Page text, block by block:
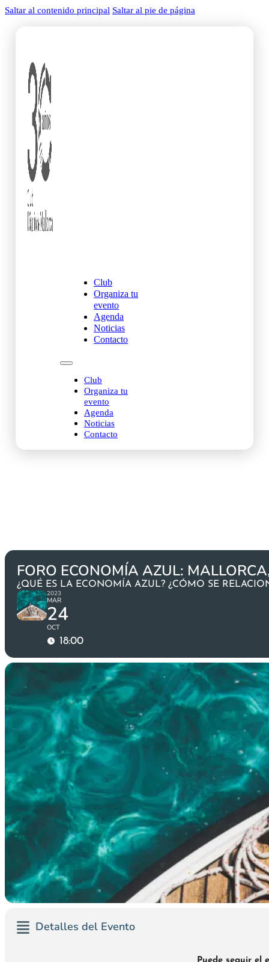
Saltar al contenido principal Saltar al pie de página
Club
Organiza tu
evento
Agenda
Noticias
Contacto
Club
Organiza tu
evento
Agenda
Noticias
Contacto
FORO ECONOMÍA AZUL:
¿QUÉ ES LA ECONOMÍA AZUL? ¿CÓMO SE
2023
MAR
24
OCT
18:00
Detalles del Evento